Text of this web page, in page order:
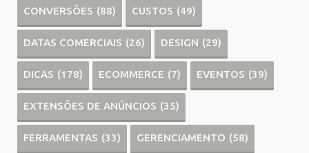
CONVERSÕES (88) CUSTOS (49)
DATAS COMERCIAIS (26) DESIGN (29)
DICAS (178) ECOMMERCE (7) EVENTOS (39)
EXTENSÕES DE ANÚNCIOS (35)
FERRAMENTAS (33) GERENCIAMENTO (58)